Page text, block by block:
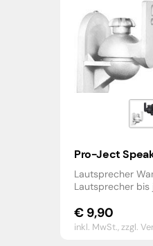
Pro-Ject
Lautsprecher
Lautsprecher bis
€ 9,90
inkl. MwSt.,zzgl.